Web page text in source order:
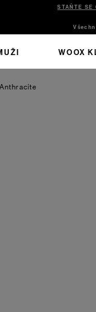
STAŇTE SE
WOOX
Anthracite